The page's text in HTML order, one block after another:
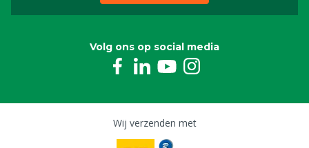
Volg ons op social media
Wij verzenden met